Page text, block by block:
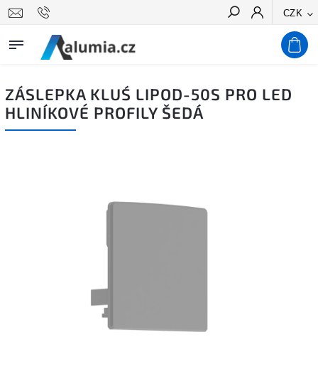
CZK
Hledat
ZÁSLEPKA KLUŚ LIPOD-50S PRO LED
HLINÍKOVÉ PROFILY ŠEDÁ